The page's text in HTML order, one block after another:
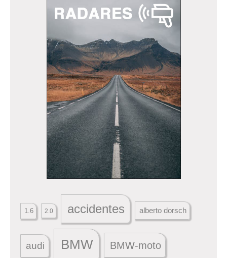
1.6 2.0 accidentes alberto dorsch
audi BMW BMW-moto